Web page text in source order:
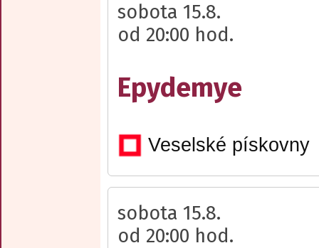
sobota 15.8.
od 20:00 hod.
Epydemye
Veselské pískovny
sobota 15.8.
od 20:00 hod.